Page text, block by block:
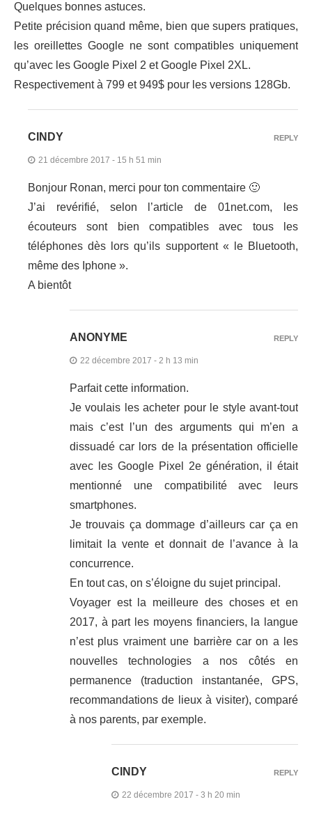
Quelques bonnes astuces.
Petite précision quand même, bien que supers pratiques,
les oreillettes Google ne sont compatibles uniquement
qu’avec les Google Pixel 2 et Google Pixel 2XL.
Respectivement à 799 et 949$ pour les versions 128Gb.
CINDY
21 décembre 2017 - 15 h 51 min
Bonjour Ronan, merci pour ton commentaire 🙂
J’ai revérifié, selon l’article de 01net.com, les
écouteurs sont bien compatibles avec tous les
téléphones dès lors qu’ils supportent « le Bluetooth,
même des Iphone ».
A bientôt
REPLY
ANONYME
22 décembre 2017 - 2 h 13 min
Parfait cette information.
Je voulais les acheter pour le style avant-tout
mais c’est l’un des arguments qui m’en a
dissuadé car lors de la présentation officielle
avec les Google Pixel 2e génération, il était
mentionné une compatibilité avec leurs
smartphones.
Je trouvais ça dommage d’ailleurs car ça en
limitait la vente et donnait de l’avance à la
concurrence.
En tout cas, on s’éloigne du sujet principal.
Voyager est la meilleure des choses et en
2017, à part les moyens financiers, la langue
n’est plus vraiment une barrière car on a les
nouvelles technologies a nos côtés en
permanence (traduction instantanée, GPS,
recommandations de lieux à visiter), comparé
à nos parents, par exemple.
REPLY
CINDY
22 décembre 2017 - 3 h 20 min
REPLY